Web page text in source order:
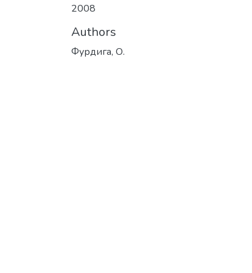
2008
Authors
Фурдига, О.